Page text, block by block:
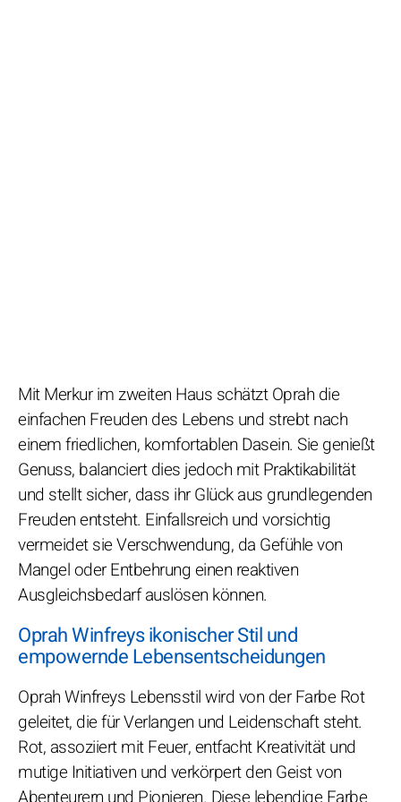
Mit Merkur im zweiten Haus schätzt Oprah die
einfachen Freuden des Lebens und strebt nach
einem friedlichen, komfortablen Dasein. Sie genießt
Genuss, balanciert dies jedoch mit Praktikabilität
und stellt sicher, dass ihr Glück aus grundlegenden
Freuden entsteht. Einfallsreich und vorsichtig
vermeidet sie Verschwendung, da Gefühle von
Mangel oder Entbehrung einen reaktiven
Ausgleichsbedarf auslösen können.
Oprah Winfreys ikonischer Stil und
empowernde Lebensentscheidungen
Oprah Winfreys Lebensstil wird von der Farbe Rot
geleitet, die für Verlangen und Leidenschaft steht.
Rot, assoziiert mit Feuer, entfacht Kreativität und
mutige Initiativen und verkörpert den Geist von